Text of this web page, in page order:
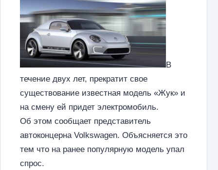
В
течение двух лет, прекратит свое
существование известная модель «Жук» и
на смену ей придет электромобиль.
Об этом сообщает представитель
автоконцерна Volkswagen. Объясняется это
тем что на ранее популярную модель упал
спрос.